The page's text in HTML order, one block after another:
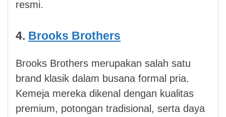
resmi.
4. Brooks Brothers
Brooks Brothers merupakan salah satu
brand klasik dalam busana formal pria.
Kemeja mereka dikenal dengan kualitas
premium, potongan tradisional, serta daya